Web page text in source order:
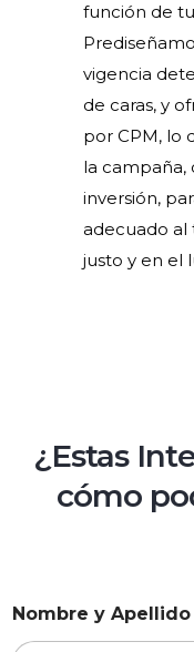
función de
vigencia
de caras, y
por CPM, lo
la campaña,
inversión,
adecuado
justo y en el
¿Estas
cómo
Nombre y Apellido